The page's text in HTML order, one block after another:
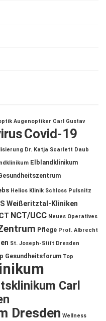
Augenoptiker Carl Gustav
Covid-19
Dr. Katja Scarlett Daub
Elblandklinikum
Helios Klinik Schloss Pulsnitz
Weißeritztal-Kliniken
NCT/UCC Neues Operatives
Pflege Prof. Albrecht
St. Joseph-Stift Dresden
Gesundheitsforum Top
Carl
Dresden Wellness